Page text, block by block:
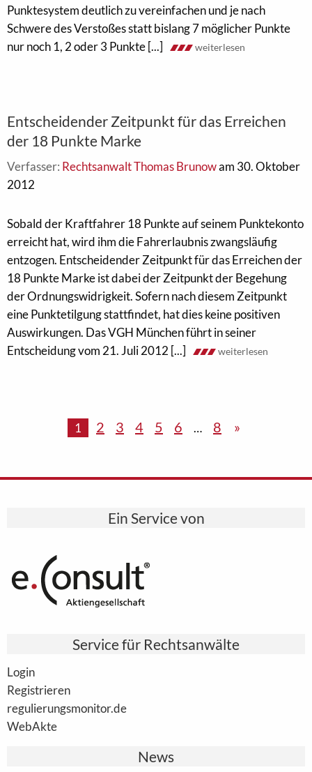
Punktesystem deutlich zu vereinfachen und je nach
Schwere des Verstoßes statt bislang 7 möglicher Punkte
nur noch 1, 2 oder 3 Punkte [...]
weiterlesen
Entscheidender Zeitpunkt für das Erreichen
der 18 Punkte Marke
Verfasser: Rechtsanwalt Thomas Brunowam 30. Oktober
2012
Sobald der Kraftfahrer 18 Punkte auf seinem Punktekonto
erreicht hat, wird ihm die Fahrerlaubnis zwangsläufig
entzogen. Entscheidender Zeitpunkt für das Erreichen der
18 Punkte Marke ist dabei der Zeitpunkt der Begehung
der Ordnungswidrigkeit. Sofern nach diesem Zeitpunkt
eine Punktetilgung stattfindet, hat dies keine positiven
Auswirkungen. Das VGH München führt in seiner
Entscheidung vom 21. Juli 2012 [...]
weiterlesen
1 2 3 4 5 6 … 8 »
Ein Service von
Service für Rechtsanwälte
Login
Registrieren
regulierungsmonitor.de
WebAkte
News